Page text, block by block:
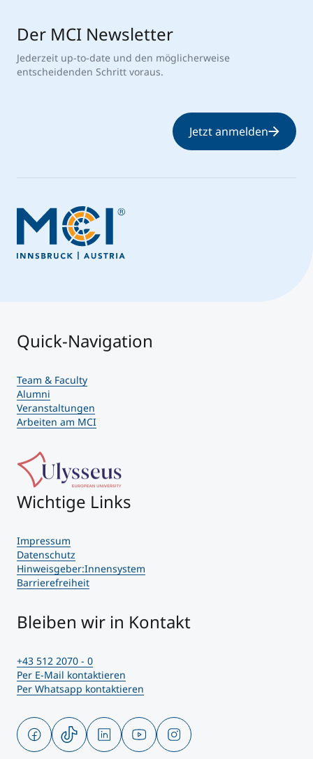
Der MCI Newsletter
Jederzeit up-to-date und den möglicherweise
entscheidenden Schritt voraus.
Jetzt anmelden
Quick-Navigation
Team & Faculty
Alumni
Veranstaltungen
Arbeiten am MCI
Wichtige Links
Impressum
Datenschutz
Hinweisgeber:Innensystem
Barrierefreiheit
Bleiben wir in Kontakt
+43 512 2070 - 0
Per E-Mail kontaktieren
Per Whatsapp kontaktieren